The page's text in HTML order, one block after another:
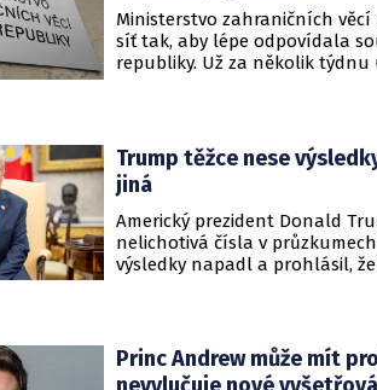
Ministerstvo zahraničních
síť tak, aby lépe odpovídala
republiky. Už za několik
Trump těžce nese
jiná
Americký prezident Donald
nelichotivá čísla v
výsledky napadl a prohlásil,
Princ Andrew může mít